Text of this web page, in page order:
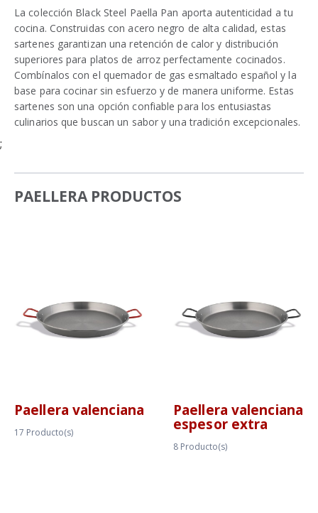
La colección Black Steel Paella Pan aporta autenticidad a tu
cocina. Construidas con acero negro de alta calidad, estas
sartenes garantizan una retención de calor y distribución
superiores para platos de arroz perfectamente cocinados.
Combínalos con el quemador de gas esmaltado español y la
base para cocinar sin esfuerzo y de manera uniforme. Estas
sartenes son una opción confiable para los entusiastas
culinarios que buscan un sabor y una tradición excepcionales.
;
PAELLERA PRODUCTOS
Paellera valenciana
17 Producto(s)
Paellera valenciana
espesor extra
8 Producto(s)